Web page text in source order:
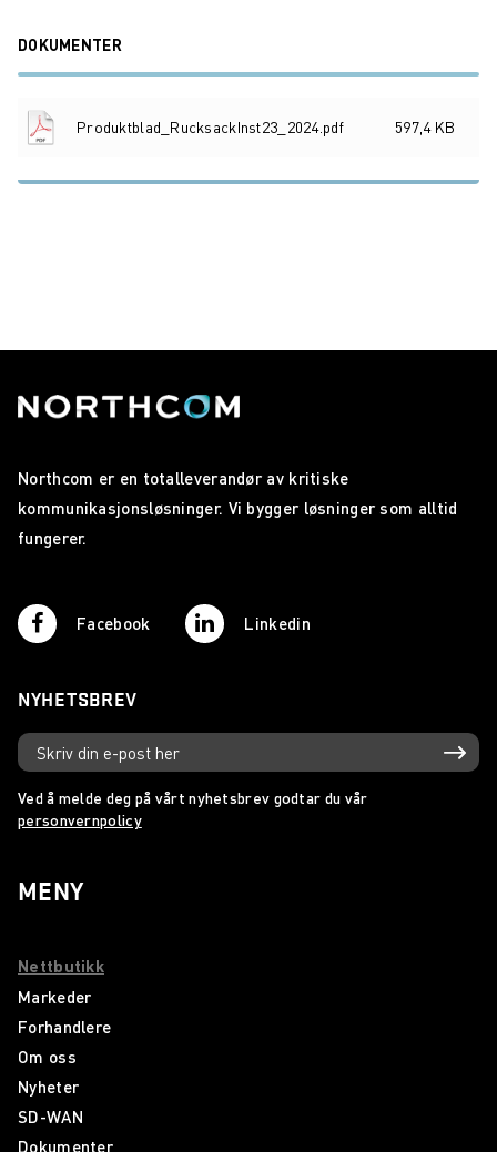
DOKUMENTER
Produktblad_RucksackInst23_2024.pdf 597,4 KB
Northcom er en totalleverandør av kritiske
kommunikasjonsløsninger. Vi bygger løsninger som alltid
fungerer.
Facebook Linkedin
NYHETSBREV
Ved å melde deg på vårt nyhetsbrev godtar du vår
personvernpolicy
MENY
Nettbutikk
Markeder
Forhandlere
Om oss
Nyheter
SD-WAN
Dokumenter